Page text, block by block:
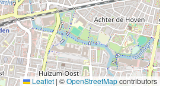
Leaflet | ©OpenStreetMapcontributors